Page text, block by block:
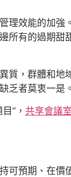
理效能的加強
所有的過期甜
質，群體和地
乏者莫衷一是。
”， 共享會議室
可預期、在價